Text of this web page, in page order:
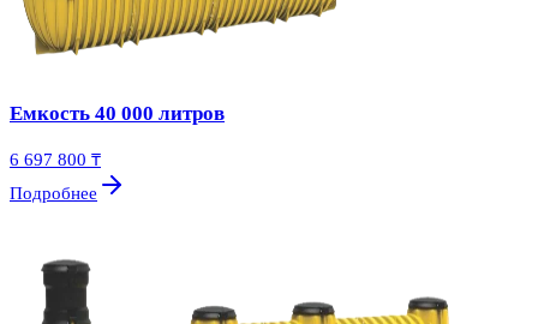
Емкость 40 000 литров
6 697 800 ₸
Подробнее